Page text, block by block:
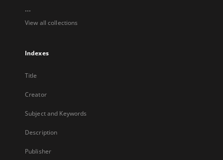
...
View all collections
Indexes
Title
Creator
Subject and Keywords
Description
Publisher